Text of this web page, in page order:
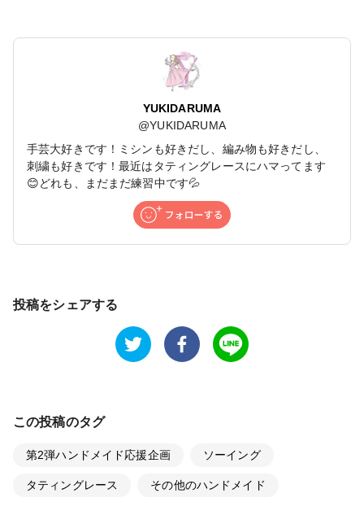
YUKIDARUMA
@YUKIDARUMA
手芸大好きです！ミシンも好きだし、編み物も好きだし、
刺繍も好きです！最近はタティングレースにハマってます
😊どれも、まだまだ練習中です💦
投稿をシェアする
この投稿のタグ
第2弾ハンドメイド応援企画 ソーイング
タティングレース その他のハンドメイド